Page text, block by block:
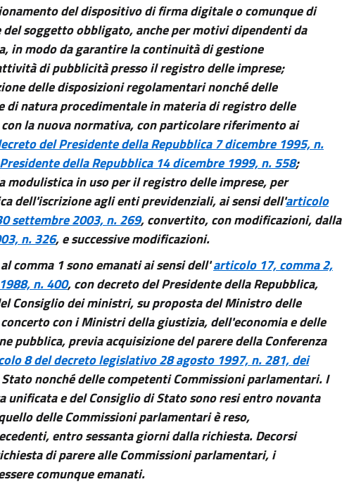
del dispositivo di firma digitale o comunque di
soggetto obbligato, anche per motivi dipendenti da
in modo da garantire la continuità di gestione
di pubblicità presso il registro delle imprese;
delle disposizioni regolamentari nonché delle
di natura procedimentale in materia di registro delle
la nuova normativa, con particolare riferimento ai
del Presidente della Repubblica 7 dicembre 1995, n.
della Repubblica 14 dicembre 1999, n. 558;
modulistica in uso per il registro delle imprese, per
dell'iscrizione agli enti previdenziali, ai sensi dell'articolo
settembre 2003, n. 269, convertito, con modificazioni, dalla
n. 326, e successive modificazioni.
comma 1 sono emanati ai sensi dell'articolo 17, comma 2,
n. 400, con decreto del Presidente della Repubblica,
Consiglio dei ministri, su proposta del Ministro delle
con i Ministri della giustizia, dell'economia e delle
pubblica, previa acquisizione del parere della Conferenza
8 del decreto legislativo 28 agosto 1997, n. 281, dei
nonché delle competenti Commissioni parlamentari. I
unificata e del Consiglio di Stato sono resi entro novanta
delle Commissioni parlamentari è reso,
entro sessanta giorni dalla richiesta. Decorsi
di parere alle Commissioni parlamentari, i
comunque emanati.